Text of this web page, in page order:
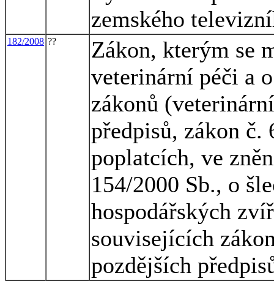
zemského
182/2008 ??
Zákon, kterým se
veterinární péči a
zákonů
předpisů, zákon č.
poplatcích, ve
154/2000 Sb., o
hospodářských
souvisejících
pozdějších